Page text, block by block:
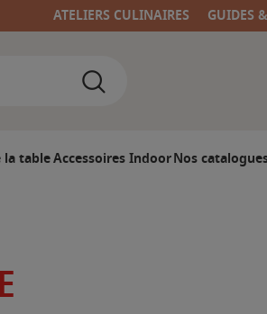
ATELIERS CULINAIRES GUIDES
tableAccessoires IndoorNos